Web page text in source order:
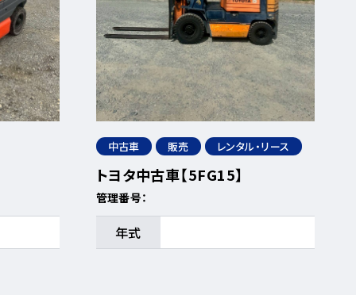
中古車 販売 レンタル・リース
トヨタ中古車【5FG15】
管理番号：
年式